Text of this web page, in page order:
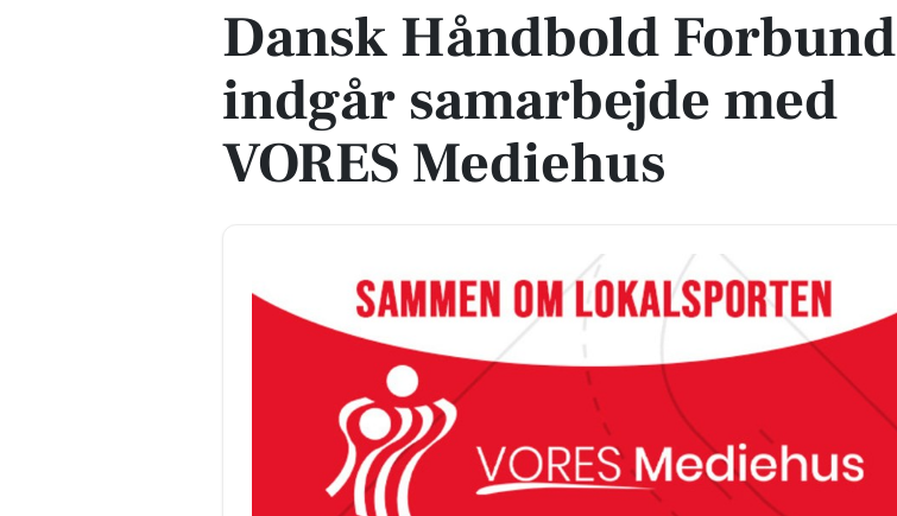
Dansk Håndbold Forbund
indgår samarbejde med
VORES Mediehus